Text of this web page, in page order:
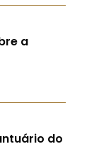
a
do